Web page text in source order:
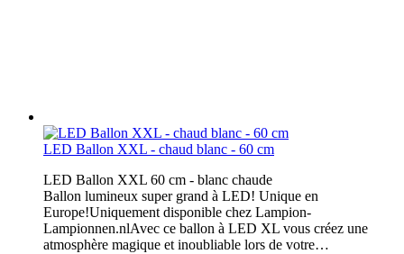
LED Ballon XXL - chaud blanc - 60 cm
LED Ballon XXL 60 cm - blanc chaude
Ballon lumineux super grand à LED! Unique en
Europe!Uniquement disponible chez Lampion-
Lampionnen.nlAvec ce ballon à LED XL vous créez une
atmosphère magique et inoubliable lors de votre…